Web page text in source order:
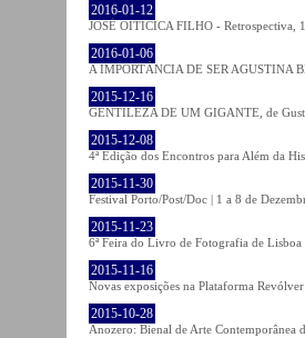
2016-01-12
JOSÉ OITICICA FILHO - Retrospectiva,
2016-01-06
A IMPORTÂNCIA DE SER AGUSTINA
2015-12-16
GENTILEZA DE UM GIGANTE, de
2015-12-08
4ª Edição dos Encontros para Além da
2015-11-30
Festival Porto/Post/Doc | 1 a 8 de
2015-11-23
6ª Feira do Livro de Fotografia de
2015-11-16
Novas exposições na Plataforma
2015-10-28
Anozero: Bienal de Arte Contemporânea